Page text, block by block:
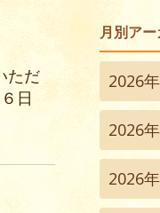
ただ
日
月別ア
2026
2026
2026